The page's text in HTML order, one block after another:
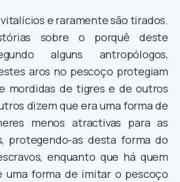
e raramente são tirados.
sobre o porquê deste
alguns antropólogos,
aros no pescoço protegiam
mordidas de tigres e de outros
dizem que era uma forma de
menos atractivas para as
protegendo-as desta forma do
enquanto que há quem
uma forma de imitar o pescoço